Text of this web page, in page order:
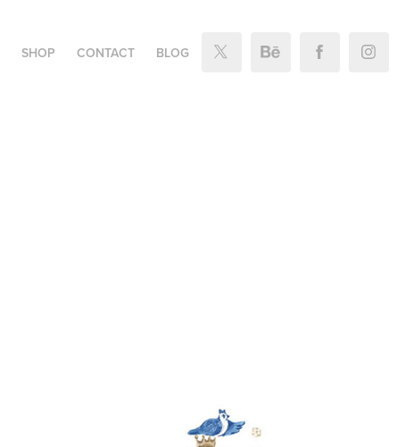
SHOP CONTACT BLOG